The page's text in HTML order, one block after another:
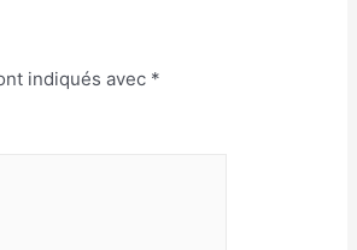
indiqués avec *